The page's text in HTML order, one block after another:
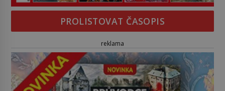
PROLISTOVAT ČASOPIS
reklama